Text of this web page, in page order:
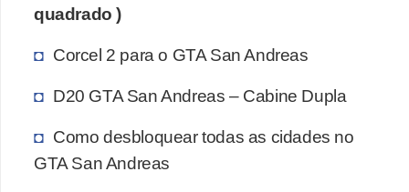
quadrado )
Corcel 2 para o GTA San Andreas
D20 GTA San Andreas – Cabine Dupla
Como desbloquear todas as cidades no
GTA San Andreas